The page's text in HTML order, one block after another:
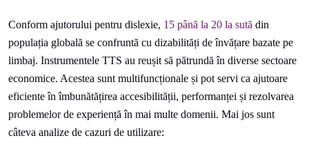
Conform ajutorului pentru dislexie, 15 până la 20 la sută din
populația globală se confruntă cu dizabilități de învățare bazate pe
limbaj. Instrumentele TTS au reușit să pătrundă în diverse sectoare
economice. Acestea sunt multifuncționale și pot servi ca ajutoare
eficiente în îmbunătățirea accesibilității, performanței și rezolvarea
problemelor de experiență în mai multe domenii. Mai jos sunt
câteva analize de cazuri de utilizare: